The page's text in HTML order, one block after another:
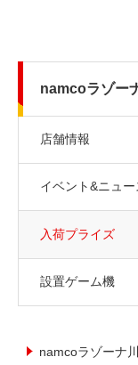
namcoラゾー
店舗情報
イベント&ニュー
入荷プライズ
設置ゲーム機
namcoラゾーナ